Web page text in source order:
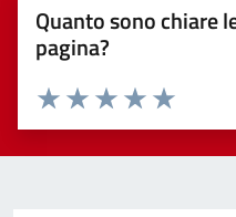
Quanto sono chiare
pagina?
Valuta 5
Valuta 4 stelle
Valuta 3 stelle su 5
Valuta 2 stelle su 5
Valuta 1 stelle su 5